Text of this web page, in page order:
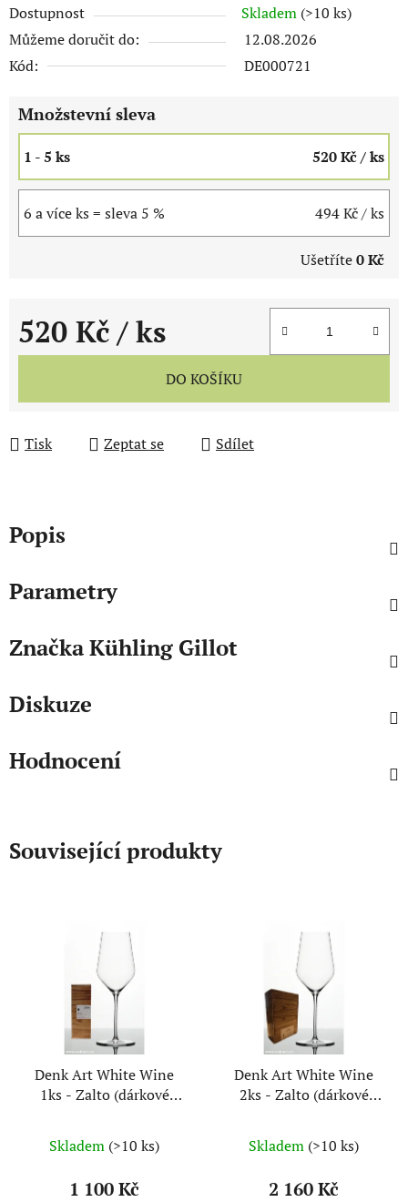
Dostupnost Skladem (>10 ks)
Můžeme doručit do:
12.08.2026
Kód:
DE000721
Množstevní sleva
1 - 5 ks 520 Kč/ ks
6 a více ks = sleva 5 % 494 Kč/ ks
Ušetříte0 Kč
520 Kč / ks
Měrná cena:
DO KOŠÍKU
Tisk Zeptat se Sdílet
Popis
Parametry
ZnačkaKühling Gillot
Diskuze
Hodnocení
Související produkty
Denk Art White Wine
1ks - Zalto (dárkové
Skladem (>10 ks)
1 100 Kč
Denk Art White Wine
2ks - Zalto (dárkové
Skladem (>10 ks)
2 160 Kč